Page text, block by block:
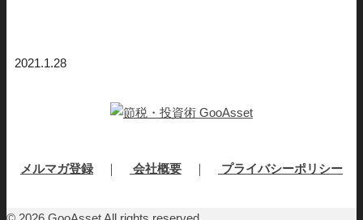
2021.1.28
メルマガ登録｜ 会社概要 ｜ プライバシーポリシー